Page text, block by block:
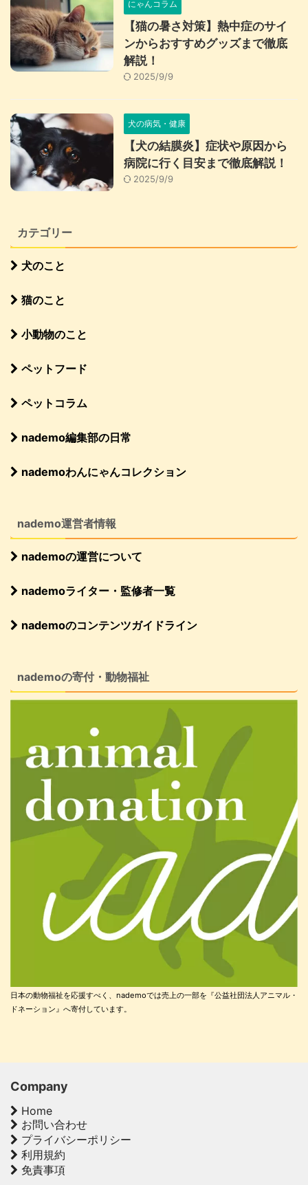
にゃんコラム
【猫の暑さ対策】熱中症のサイ
ンからおすすめグッズまで徹底
解説！
2025/9/9
犬の病気・健康
【犬の結膜炎】症状や原因から
病院に行く目安まで徹底解説！
2025/9/9
カテゴリー
犬のこと
猫のこと
小動物のこと
ペットフード
ペットコラム
nademo編集部の日常
nademoわんにゃんコレクション
nademo運営者情報
nademoの運営について
nademoライター・監修者一覧
nademoのコンテンツガイドライン
nademoの寄付・動物福祉
日本の動物福祉を応援すべく、nademoでは売上の一部を『公益社団法人アニマル・
ドネーション』へ寄付しています。
Company
Home
お問い合わせ
プライバシーポリシー
利用規約
免責事項